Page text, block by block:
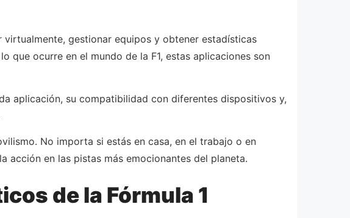
gestionar equipos y obtener estadísticas
ocurre en el mundo de la F1, estas aplicaciones son
aplicación, su compatibilidad con diferentes dispositivos y,
No importa si estás en casa, en el trabajo o en
acción en las pistas más emocionantes del planeta.
de la Fórmula 1